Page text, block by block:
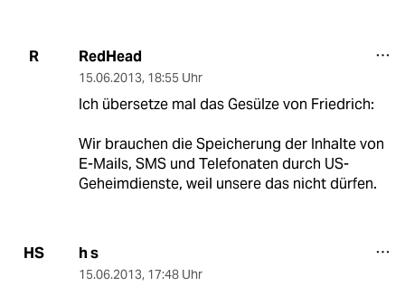
R RedHead
15.06.2013, 18:55 Uhr
Ich übersetze mal das Gesülze von Friedrich:
Wir brauchen die Speicherung der Inhalte von
E-Mails, SMS und Telefonaten durch US-
Geheimdienste, weil unsere das nicht dürfen.
HS h s
15.06.2013, 17:48 Uhr